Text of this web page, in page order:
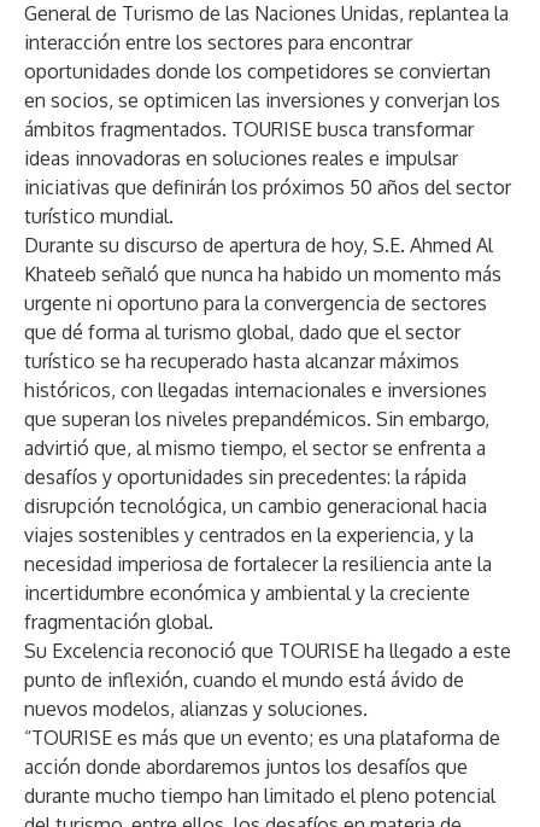
General de Turismo de las Naciones Unidas, replantea la
interacción entre los sectores para encontrar
oportunidades donde los competidores se conviertan
en socios, se optimicen las inversiones y converjan los
ámbitos fragmentados. TOURISE busca transformar
ideas innovadoras en soluciones reales e impulsar
iniciativas que definirán los próximos 50 años del sector
turístico mundial.
Durante su discurso de apertura de hoy, S.E. Ahmed Al
Khateeb señaló que nunca ha habido un momento más
urgente ni oportuno para la convergencia de sectores
que dé forma al turismo global, dado que el sector
turístico se ha recuperado hasta alcanzar máximos
históricos, con llegadas internacionales e inversiones
que superan los niveles prepandémicos. Sin embargo,
advirtió que, al mismo tiempo, el sector se enfrenta a
desafíos y oportunidades sin precedentes: la rápida
disrupción tecnológica, un cambio generacional hacia
viajes sostenibles y centrados en la experiencia, y la
necesidad imperiosa de fortalecer la resiliencia ante la
incertidumbre económica y ambiental y la creciente
fragmentación global.
Su Excelencia reconoció que TOURISE ha llegado a este
punto de inflexión, cuando el mundo está ávido de
nuevos modelos, alianzas y soluciones.
“TOURISE es más que un evento; es una plataforma de
acción donde abordaremos juntos los desafíos que
durante mucho tiempo han limitado el pleno potencial